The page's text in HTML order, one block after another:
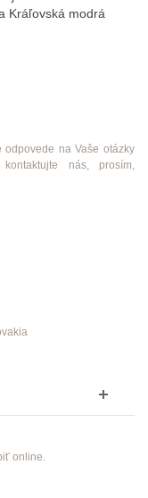
Kráľovská modrá
na Vaše otázky
nás, prosím,
online.